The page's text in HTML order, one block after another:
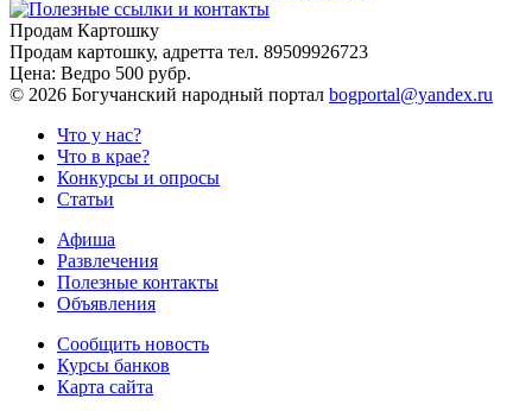
Продам Картошку
Продам картошку, адретта тел. 89509926723
Цена: Ведро 500 рубр.
© 2026 Богучанский народный портал bogportal@yandex.ru
Что у нас?
Что в крае?
Конкурсы и опросы
Статьи
Афиша
Развлечения
Полезные контакты
Объявления
Сообщить новость
Курсы банков
Карта сайта